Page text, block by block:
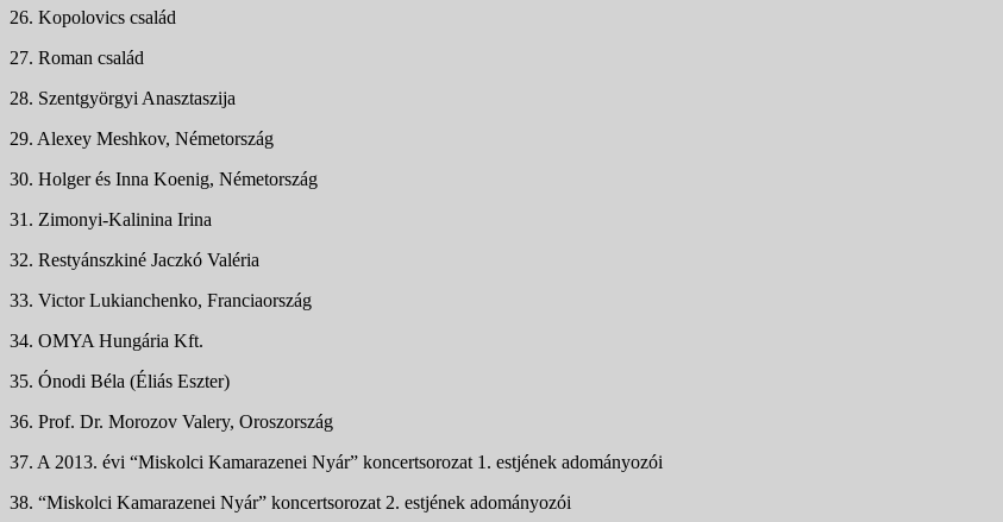
26. Kopolovics család
27. Roman család
28. Szentgyörgyi Anasztaszija
29. Alexey Meshkov, Németország
30. Holger és Inna Koenig, Németország
31. Zimonyi-Kalinina Irina
32. Restyánszkiné Jaczkó Valéria
33. Victor Lukianchenko, Franciaország
34. OMYA Hungária Kft.
35. Ónodi Béla (Éliás Eszter)
36. Prof. Dr. Morozov Valery, Oroszország
37. A 2013. évi “Miskolci Kamarazenei Nyár” koncertsorozat 1. estjének adományozói
38. “Miskolci Kamarazenei Nyár” koncertsorozat 2. estjének adományozói